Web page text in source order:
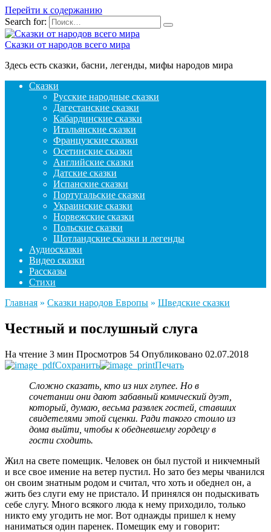
Перейти к содержанию
Search for:
Сказки от народов всего мира
Здесь есть сказки, басни, легенды, мифы народов мира
Сказки
Русские народные сказки
Дагестанские сказки
Кабардинские сказки
Итальянские сказки
Французские сказки
Осетинские сказки
Английские сказки
Датские сказки
Испанские сказки
Португальские сказки
Украинские сказки
Норвежские сказки
Польские сказки
Шотландские сказки и легенды
Аудиосказки
Видео сказки
Рассказы
Стихи
Главная » Сказки народов Европы » Шведские сказки
Честный и послушный слуга
На чтение 3 мин Просмотров 54 Опубликовано 02.07.2018
Сохранить
Печать
Сложно сказать, кто из них глупее. Но в
сочетании они дают забавный комический дуэт,
который, думаю, весьма развлек гостей, ставших
свидетелями этой сценки. Ради такого стоило из
дома выйти, чтобы к обедневшему гордецу в
гости сходить.
Жил на свете помещик. Человек он был пустой и никчемный
и все свое имение на ветер пустил. Но зато без меры чванился
он своим знатным родом и считал, что хоть и обеднел он, а
жить без слуги ему не пристало. И принялся он подыскивать
себе слугу. Много всякого люда к нему приходило, только
никто ему угодить не мог. Вот однажды пришел к нему
наниматься один паренек. Помещик ему и говорит: